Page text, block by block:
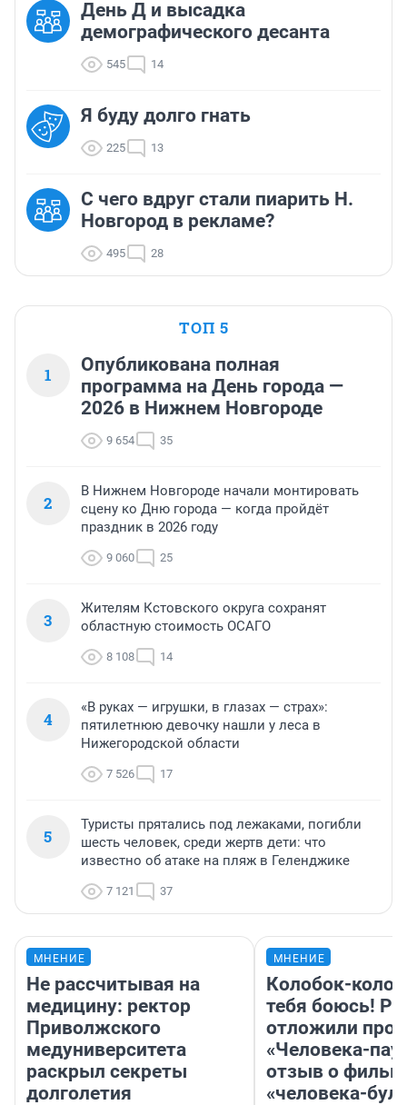
День Д и высадка
демографического десанта
545 14
Я буду долго гнать
225 13
С чего вдруг стали пиарить Н.
Новгород в рекламе?
495 28
ТОП 5
1
Опубликована полная
программа на День города —
2026 в Нижнем Новгороде
9 654 35
2
В Нижнем Новгороде начали монтировать
сцену ко Дню города — когда пройдёт
праздник в 2026 году
9 060 25
3
Жителям Кстовского округа сохранят
областную стоимость ОСАГО
8 108 14
4
«В руках — игрушки, в глазах — страх»:
пятилетнюю девочку нашли у леса в
Нижегородской области
7 526 17
5
Туристы прятались под лежаками, погибли
шесть человек, среди жертв дети: что
известно об атаке на пляж в Геленджике
7 121 37
МНЕНИЕ
Не рассчитывая на
медицину: ректор
Приволжского
медуниверситета
раскрыл секреты
долголетия
МНЕНИЕ
Колобок-
тебя боюсь!
отложили
«Человека-
отзыв о
«человека-